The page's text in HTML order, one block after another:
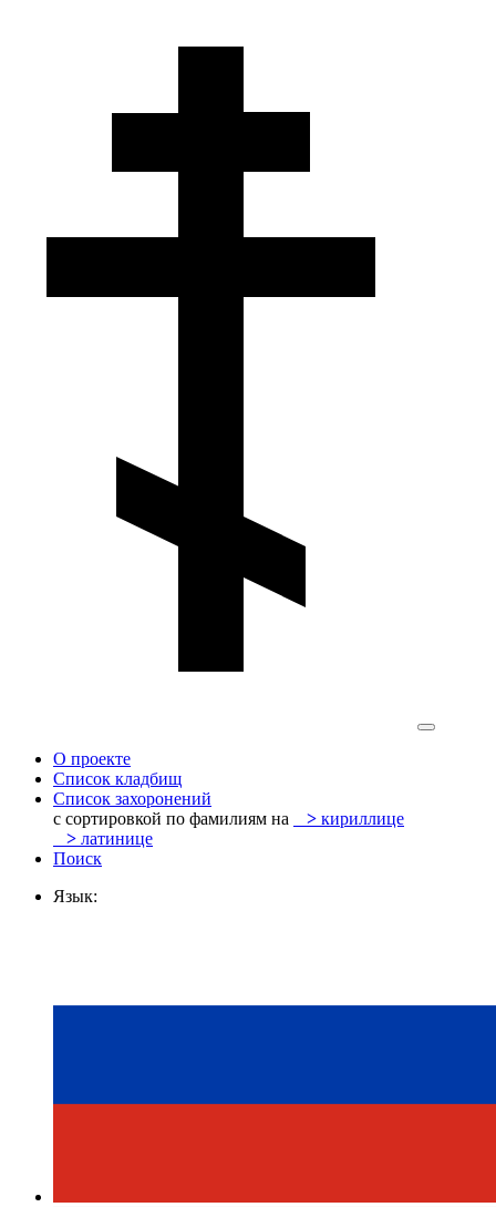
О проекте
Список кладбищ
Список захоронений
с сортировкой по фамилиям на
> кириллице
> латинице
Поиск
Язык: